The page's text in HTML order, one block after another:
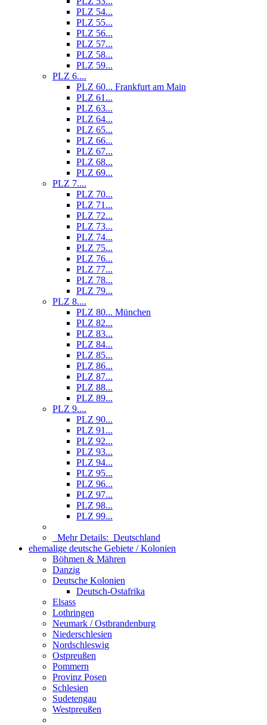
PLZ 54...
PLZ 55...
PLZ 56...
PLZ 57...
PLZ 58...
PLZ 59...
PLZ 6....
PLZ 60... Frankfurt am Main
PLZ 61...
PLZ 63...
PLZ 64...
PLZ 65...
PLZ 66...
PLZ 67...
PLZ 68...
PLZ 69...
PLZ 7....
PLZ 70...
PLZ 71...
PLZ 72...
PLZ 73...
PLZ 74...
PLZ 75...
PLZ 76...
PLZ 77...
PLZ 78...
PLZ 79...
PLZ 8....
PLZ 80... München
PLZ 82...
PLZ 83...
PLZ 84...
PLZ 85...
PLZ 86...
PLZ 87...
PLZ 88...
PLZ 89...
PLZ 9....
PLZ 90...
PLZ 91...
PLZ 92...
PLZ 93...
PLZ 94...
PLZ 95...
PLZ 96...
PLZ 97...
PLZ 98...
PLZ 99...
Mehr Details: Deutschland
ehemalige deutsche Gebiete / Kolonien
Böhmen & Mähren
Danzig
Deutsche Kolonien
Deutsch-Ostafrika
Elsass
Lothringen
Neumark / Ostbrandenburg
Niederschlesien
Nordschleswig
Ostpreußen
Pommern
Provinz Posen
Schlesien
Sudetengau
Westpreußen